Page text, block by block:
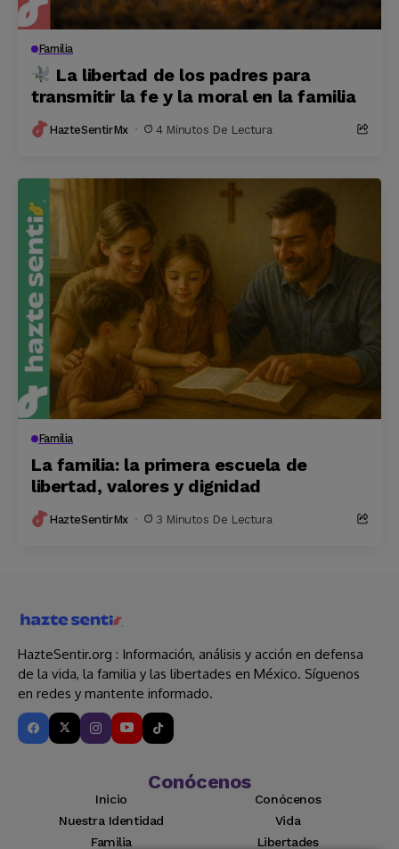
Familia
La libertad de los padres para
transmitir la fe y la moral en la familia
HazteSentirMx 4 Minutos De Lectura
Familia
La familia: la primera escuela de
libertad, valores y dignidad
HazteSentirMx 3 Minutos De Lectura
HazteSentir.org : Información, análisis y acción en defensa
de la vida, la familia y las libertades en México. Síguenos
en redes y mantente informado.
Conócenos
Inicio
Conócenos
Nuestra Identidad
Vida
Familia
Libertades